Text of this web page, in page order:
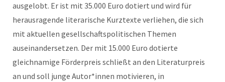
ausgelobt. Er ist mit 35.000 Euro dotiert und wird für
herausragende literarische Kurztexte verliehen, die sich
mit aktuellen gesellschaftspolitischen Themen
auseinandersetzen. Der mit 15.000 Euro dotierte
gleichnamige Förderpreis schließt an den Literaturpreis
an und soll junge Autor*innen motivieren, in